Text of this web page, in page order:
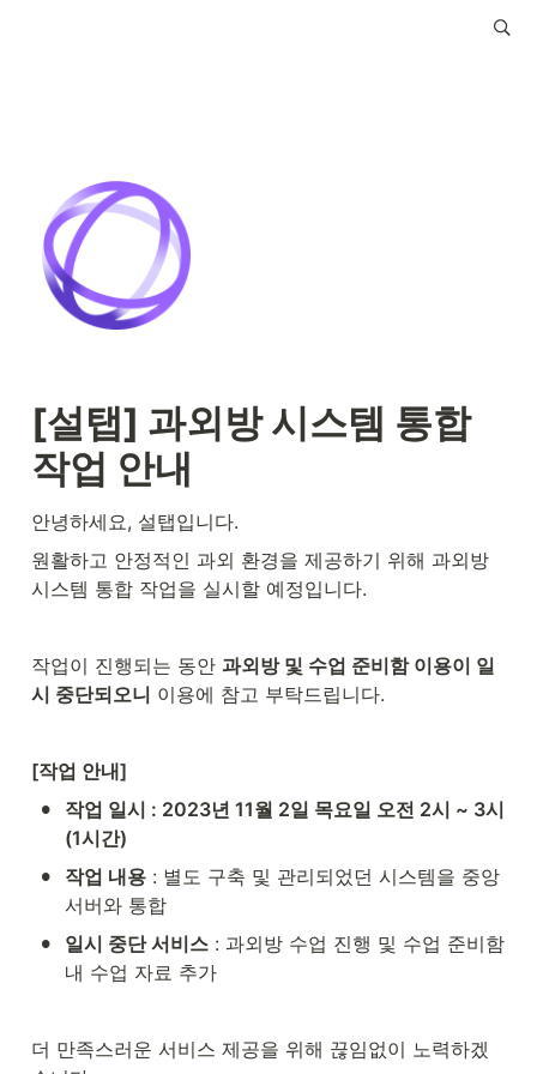
[설탭] 과외방 시스템 통합
작업 안내
안녕하세요, 설탭입니다.
원활하고 안정적인 과외 환경을 제공하기 위해 과외방
시스템 통합 작업을 실시할 예정입니다.
작업이 진행되는 동안 과외방 및 수업 준비함 이용이 일
시 중단되오니 이용에 참고 부탁드립니다.
[작업 안내]
•
작업 일시 : 2023년 11월 2일 목요일 오전 2시 ~ 3시
(1시간)
• 작업 내용 : 별도 구축 및 관리되었던 시스템을 중앙
서버와 통합
• 일시 중단 서비스 : 과외방 수업 진행 및 수업 준비함
내 수업 자료 추가
더 만족스러운 서비스 제공을 위해 끊임없이 노력하겠